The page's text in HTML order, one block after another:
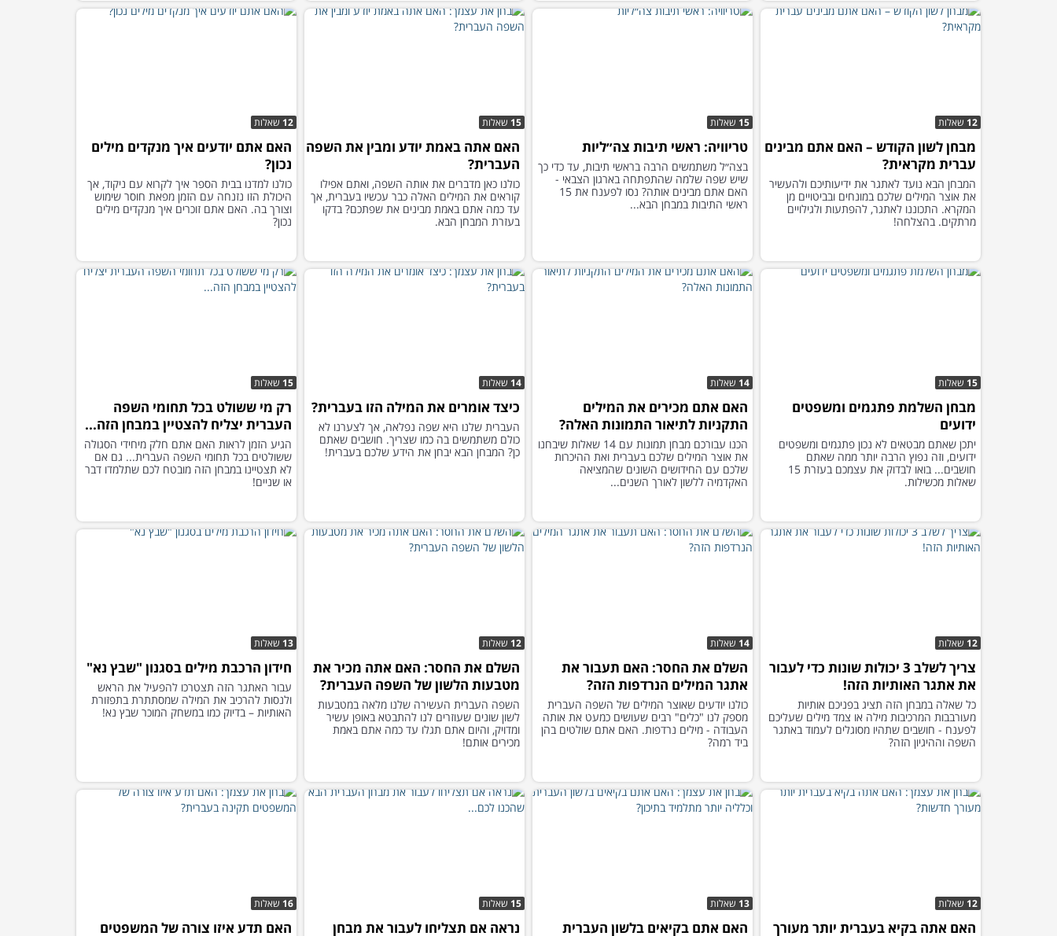
12 שאלות
מבחן לשון הקודש – האם אתם מבינים
עברית מקראית?
המבחן הבא נועד לאתגר את ידיעותיכם ולהעשיר
את אוצר המילים שלכם במונחים ובביטויים מן
המקרא. התכוננו לאתגר, להפתעות ולגילויים
מרתקים. בהצלחה!
15 שאלות
טריוויה: ראשי תיבות צה״ליות
בצה״ל משתמשים הרבה בראשי תיבות, עד כדי כך
שיש שפה שלמה שהתפתחה בארגון הצבאי -
האם אתם מבינים אותה? נסו לפענח את 15
ראשי התיבות במבחן הבא...
15 שאלות
האם אתה באמת יודע ומבין את השפה
העברית?
כולנו כאן מדברים את אותה השפה, ואתם אפילו
קוראים את המילים האלה כבר עכשיו בעברית, אך
עד כמה אתם באמת מבינים את שפתכם? בדקו
בעזרת המבחן הבא.
12 שאלות
האם אתם יודעים איך מנקדים מילים
נכון?
כולנו למדנו בבית הספר איך לקרוא עם ניקוד, אך
היכולת הזו נזנחה עם הזמן מפאת חוסר שימוש
וצורך בה. האם אתם זוכרים איך מנקדים מילים
נכון?
15 שאלות
מבחן השלמת פתגמים ומשפטים
ידועים
יתכן שאתם מבטאים לא נכון פתגמים ומשפטים
ידועים, וזה נפוץ הרבה יותר ממה שאתם
חושבים... בואו לבדוק את עצמכם בעזרת 15
שאלות מכשילות.
14 שאלות
האם אתם מכירים את המילים
התקניות לתיאור התמונות האלה?
הכנו עבורכם מבחן תמונות עם 14 שאלות שיבחנו
את אוצר המילים שלכם בעברית ואת ההיכרות
שלכם עם החידושים השונים שהמציאה
האקדמיה ללשון לאורך השנים...
14 שאלות
כיצד אומרים את המילה הזו בעברית?
העברית שלנו היא שפה נפלאה, אך לצערנו לא
כולם משתמשים בה כמו שצריך. חושבים שאתם
כן? המבחן הבא יבחן את הידע שלכם בעברית!
15 שאלות
רק מי ששולט בכל תחומי השפה
העברית יצליח להצטיין במבחן הזה...
הגיע הזמן לראות האם אתם חלק מיחידי הסגולה
ששולטים בכל תחומי השפה העברית... גם אם
לא תצטיינו במבחן הזה מובטח לכם שתלמדו דבר
או שניים!
12 שאלות
צריך לשלב 3 יכולות שונות כדי לעבור
את אתגר האותיות הזה!
כל שאלה במבחן הזה תציג בפניכם אותיות
מעורבבות המרכיבות מילה או צמד מילים שעליכם
לפענח - חושבים שתהיו מסוגלים לעמוד באתגר
השפה וההיגיון הזה?
14 שאלות
השלם את החסר: האם תעבור את
אתגר המילים הנרדפות הזה?
כולנו יודעים שאוצר המילים של השפה העברית
מספק לנו "כלים" רבים שעושים כמעט את אותה
העבודה - מילים נרדפות. האם אתם שולטים בהן
ביד רמה?
12 שאלות
השלם את החסר: האם אתה מכיר את
מטבעות הלשון של השפה העברית?
השפה העברית העשירה שלנו מלאה במטבעות
לשון שונים שעוזרים לנו להתבטא באופן עשיר
ומדויק, והיום אתם תגלו עד כמה אתם באמת
מכירים אותם!
13 שאלות
חידון הרכבת מילים בסגנון "שבץ נא"
עבור האתגר הזה תצטרכו להפעיל את הראש
ולנסות להרכיב את המילה שמסתתרת בתפזורת
האותיות – בדיוק כמו במשחק המוכר שבץ נא!
12 שאלות
האם אתה בקיא בעברית יותר מעורך
13 שאלות
האם אתם בקיאים בלשון העברית
15 שאלות
נראה אם תצליחו לעבור את מבחן
16 שאלות
האם תדע איזו צורה של המשפטים